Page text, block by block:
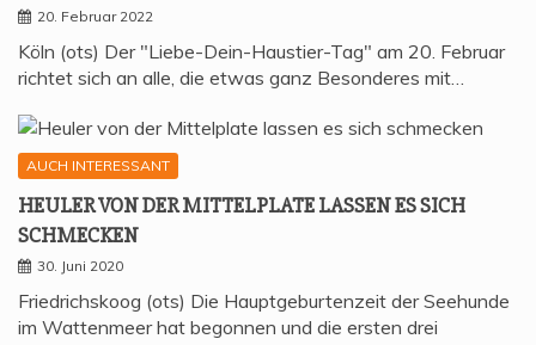
20. Februar 2022
Köln (ots) Der "Liebe-Dein-Haustier-Tag" am 20. Februar
richtet sich an alle, die etwas ganz Besonderes mit…
AUCH INTERESSANT
HEU­LER VON DER MIT­TEL­P­LA­TE LAS­SEN ES SICH
SCHMECKEN
30. Juni 2020
Friedrichskoog (ots) Die Hauptgeburtenzeit der Seehunde
im Wattenmeer hat begonnen und die ersten drei